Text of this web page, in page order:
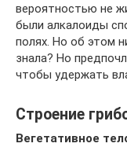
вероятностью не
были алкалоиды
полях. Но об этом
знала? Но
чтобы удержать
Строение
Вегетативное